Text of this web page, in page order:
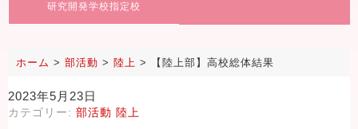
研究開発学校指定校
ホーム > 部活動 > 陸上 > 【陸上部】高校総体結果
2023年5月23日
カテゴリー: 部活動 陸上